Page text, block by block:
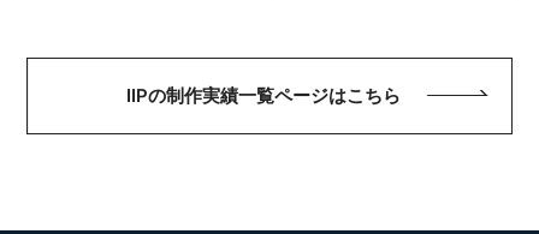
IIPの制作実績一覧ページはこちら